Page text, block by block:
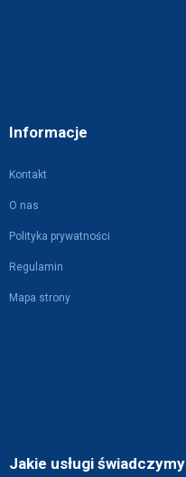
Informacje
Kontakt
O nas
Polityka prywatności
Regulamin
Mapa strony
Jakie usługi świadczymy